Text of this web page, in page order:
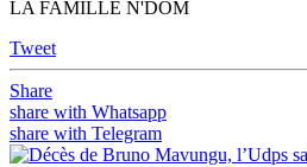
LA FAMILLE N'DOM
Tweet
Share
share with Whatsapp
share with Telegram